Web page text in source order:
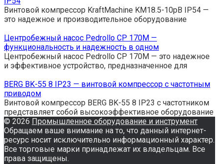
Винтовой компрессор KraftMachine KM18.5-10рВ IP54 —
это надежное и производительное оборудование
Центробежный насос Pedrollo CP 170M —
функциональность и надежность в одном
Центробежный насос Pedrollo CP 170M — это надежное
и эффективное устройство, предназначенное для
BERG BK-55 8 IP23 — винтовой компрессор с частотным
приводом
Винтовой компрессор BERG BK-55 8 IP23 с частотником
представляет собой высокоэффективное оборудование
© 2026 Промышленное оборудование и инструмент
Обращаем ваше внимание на то, что данный интернет-
ресурс носит исключительно информационный характер.
Все торговые марки принадлежат их владельцам. Все
права защищены.